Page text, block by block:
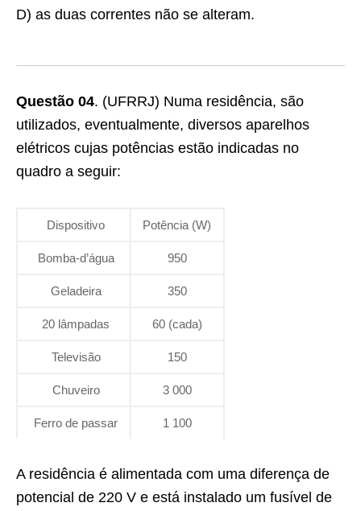
D) as duas correntes não se alteram.
Questão 04. (UFRRJ) Numa residência, são
utilizados, eventualmente, diversos aparelhos
elétricos cujas potências estão indicadas no
quadro a seguir:
Dispositivo Potência (W)
Bomba-d’água 950
Geladeira 350
20 lâmpadas 60 (cada)
Televisão 150
Chuveiro 3 000
Ferro de passar 1 100
A residência é alimentada com uma diferença de
potencial de 220 V e está instalado um fusível de